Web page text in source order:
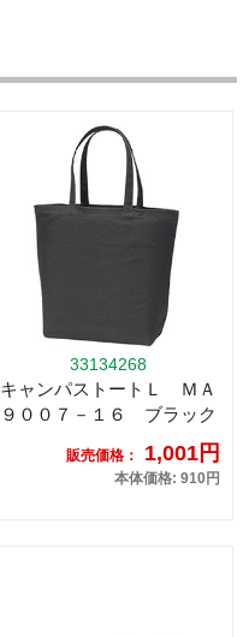
33134268
キャンパストートＬ ＭＡ
９００７－１６ ブラック
販売価格： 1,001円
本体価格: 910円